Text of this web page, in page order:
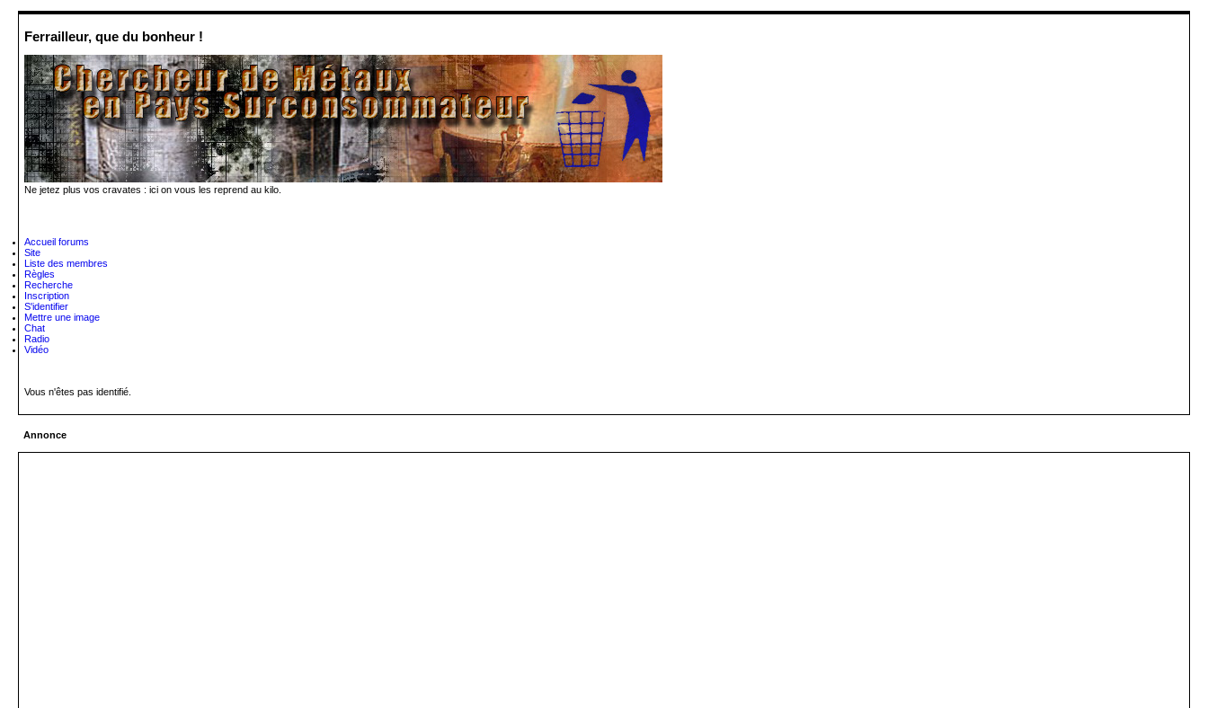
Ferrailleur, que du bonheur !
Ne jetez plus vos cravates : ici on vous les reprend au kilo.
Accueil forums
Site
Liste des membres
Règles
Recherche
Inscription
S'identifier
Mettre une image
Chat
Radio
Vidéo
Vous n'êtes pas identifié.
Annonce